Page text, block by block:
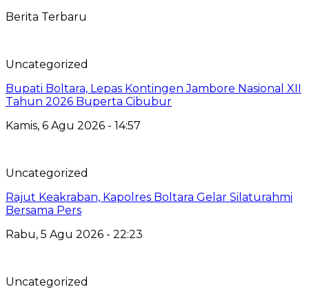
Berita Terbaru
Uncategorized
Bupati Boltara, Lepas Kontingen Jambore Nasional XII
Tahun 2026 Buperta Cibubur
Kamis, 6 Agu 2026 - 14:57
Uncategorized
Rajut Keakraban, Kapolres Boltara Gelar Silaturahmi
Bersama Pers
Rabu, 5 Agu 2026 - 22:23
Uncategorized